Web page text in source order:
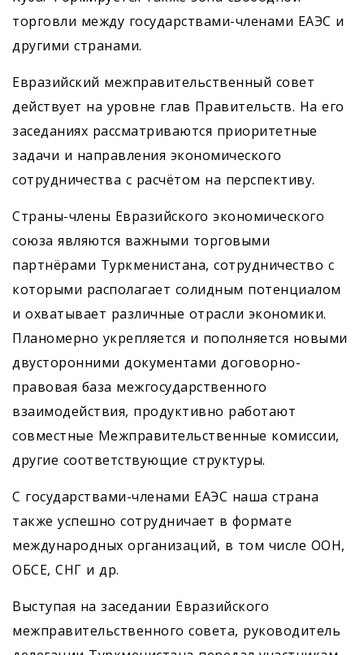
торговли между государствами-членами ЕАЭС и
другими странами.
Евразийский межправительственный совет
действует на уровне глав Правительств. На его
заседаниях рассматриваются приоритетные
задачи и направления экономического
сотрудничества с расчётом на перспективу.
Страны-члены Евразийского экономического
союза являются важными торговыми
партнёрами Туркменистана, сотрудничество с
которыми располагает солидным потенциалом
и охватывает различные отрасли экономики.
Планомерно укрепляется и пополняется новыми
двусторонними документами договорно-
правовая база межгосударственного
взаимодействия, продуктивно работают
совместные Межправительственные комиссии,
другие соответствующие структуры.
С государствами-членами ЕАЭС наша страна
также успешно сотрудничает в формате
международных организаций, в том числе ООН,
ОБСЕ, СНГ и др.
Выступая на заседании Евразийского
межправительственного совета, руководитель